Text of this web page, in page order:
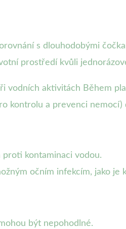
s dlouhodobými
prostředí kvůli
vodních aktivitách Během
kontrolu a prevenci
proti kontaminaci vodou.
očním infekcím, jako je
být nepohodlné.